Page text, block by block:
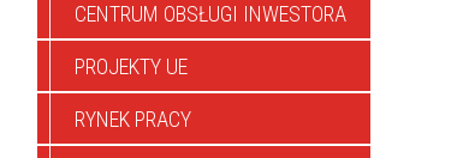
CENTRUM OBSŁUGI INWESTORA
PROJEKTY UE
RYNEK PRACY